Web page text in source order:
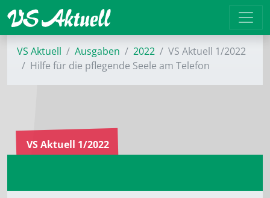
VS Aktuell Ausgaben 2022
VS Aktuell 1/2022
Hilfe für die pflegende Seele am ­Telefon
VS Aktuell 1/2022